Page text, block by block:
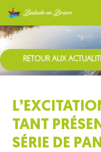
RETOUR AUX
TANT
SÉRIE DE